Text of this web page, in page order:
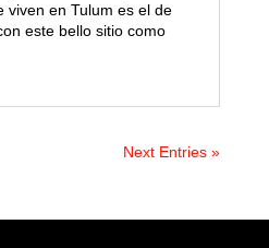
viven en Tulum es el de
este bello sitio como
Next Entries »